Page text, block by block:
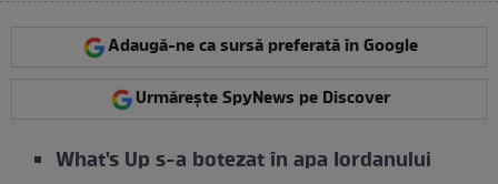
Adaugă-ne ca sursă preferată în Google
Urmărește SpyNews pe Discover
What's Up s-a botezat în apa Iordanului